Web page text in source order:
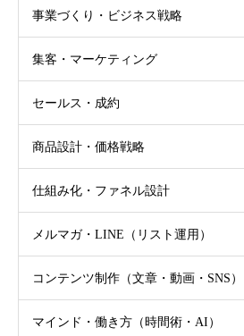
事業づくり・ビジネス戦略
集客・マーケティング
セールス・成約
商品設計・価格戦略
仕組み化・ファネル設計
メルマガ・LINE（リスト運用）
コンテンツ制作（文章・動画・SNS）
マインド・働き方（時間術・AI）